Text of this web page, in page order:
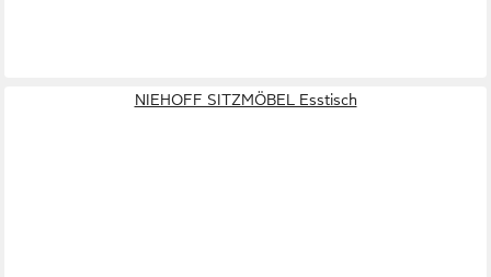
NIEHOFF SITZMÖBEL Esstisch